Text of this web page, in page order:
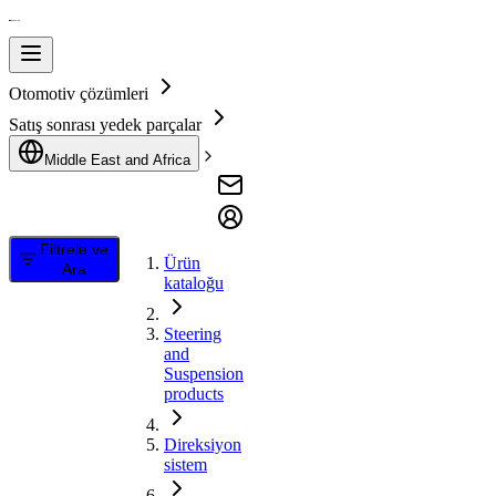
Otomotiv çözümleri
Satış sonrası yedek parçalar
Middle East and Africa
Filtrele ve
Ara
Ürün
kataloğu
Steering
and
Suspension
products
Direksiyon
sistem